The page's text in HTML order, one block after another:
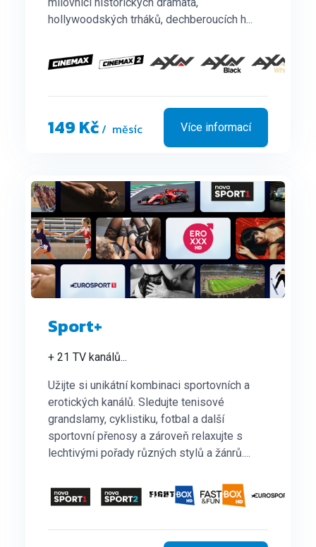
hollywoodských trháků, dechberoucích h...
149 Kč/ měsíc Více informací
Sport+
+ 21 TV kanálů...
Užijte si unikátní kombinaci sportovních a
erotických kanálů. Sledujte tenisové
grandslamy, cyklistiku, fotbal a další
sportovní přenosy a zároveň relaxujte s
lechtivými pořady různých stylů a žánrů....